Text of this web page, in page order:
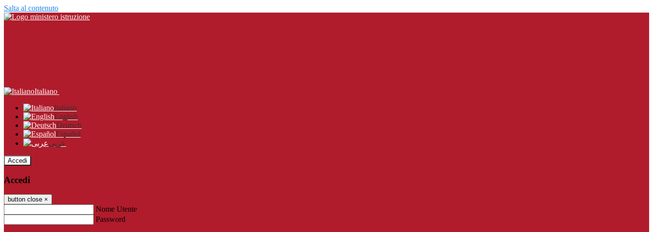
Salta al contenuto
Italiano
Italiano
English
Deutsch
Español
عربى
Accedi
Accedi
button close ×
Nome Utente
Password